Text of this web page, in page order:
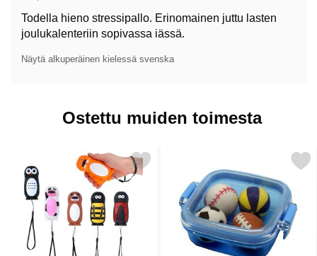
Todella hieno stressipallo. Erinomainen juttu lasten
joulukalenteriin sopivassa iässä.
Näytä alkuperäinen kielessä svenska
Ostettu muiden toimesta
Merkitse taskulamppu Eläin suosikiksiMerkitse pyyhekumit